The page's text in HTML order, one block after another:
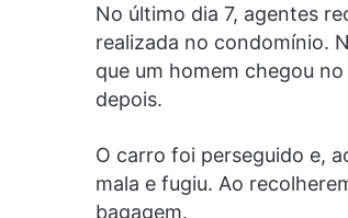
No último dia 7, agentes
realizada no condomínio.
que um homem chegou
depois.
O carro foi perseguido e,
mala e fugiu. Ao
bagagem.